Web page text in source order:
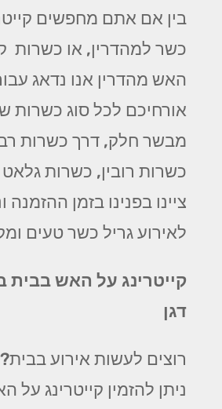
בין אם אתם מחפשים
כשר למהדרין, או כשרות
האש מהדרין אנו נדאג
אורחיכם לכל סוג כשרות
מבשר חלק, דרך כשרות
כשרות רובין, כשרות
ציינו בפנינו בזמן ההזמנה
לאירוע גריל כשר טעים
קייטרינג על האש בבית
דגן
רוצים לעשות אירוע
ניתן להזמין קייטרינג על